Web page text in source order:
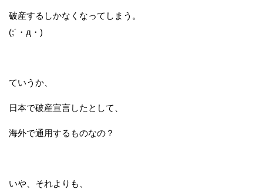
破産するしかなくなってしまう。
(;´・д・)
ていうか、
日本で破産宣言したとして、
海外で通用するものなの？
いや、それよりも、